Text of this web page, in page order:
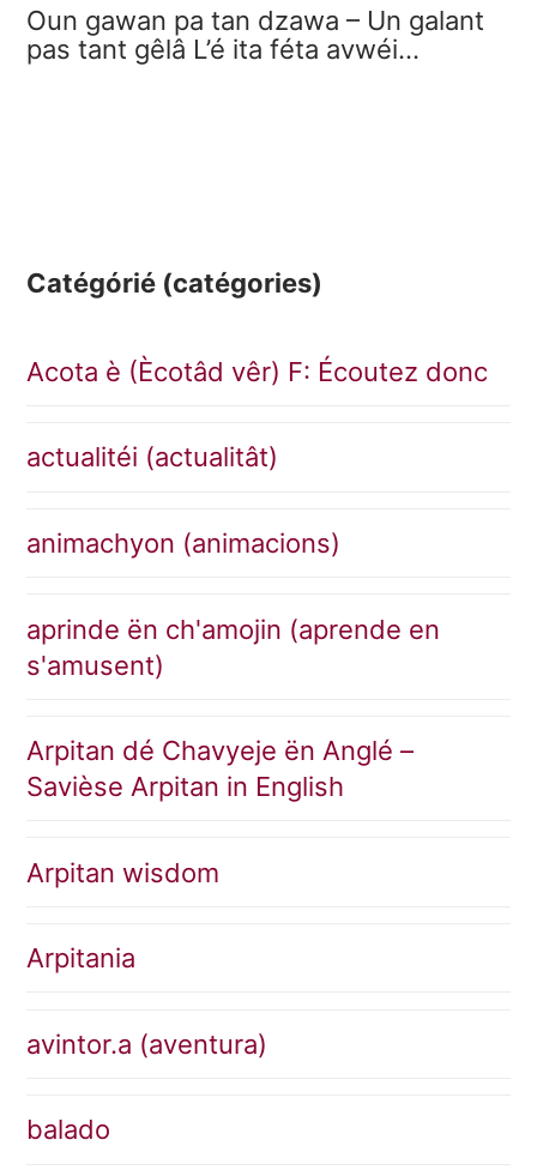
Oun gawan pa tan dzawa – Un galant
pas tant gêlâ L’é ita féta avwéi…
Catégórié (catégories)
Acota è (Ècotâd vêr) F: Écoutez donc
actualitéi (actualitât)
animachyon (animacions)
aprinde ën ch'amojin (aprende en
s'amusent)
Arpitan dé Chavyeje ën Anglé –
Savièse Arpitan in English
Arpitan wisdom
Arpitania
avintor.a (aventura)
balado